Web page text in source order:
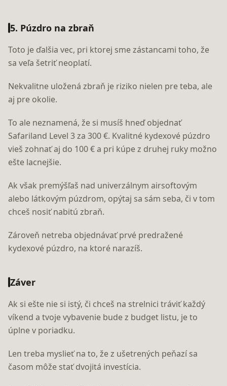
5. Púzdro na zbraň
Toto je ďalšia vec, pri ktorej sme zástancami toho, že
sa veľa šetriť neoplatí.
Nekvalitne uložená zbraň je riziko nielen pre teba, ale
aj pre okolie.
To ale neznamená, že si musíš hneď objednať
Safariland Level 3 za 300 €. Kvalitné kydexové púzdro
vieš zohnať aj do 100 € a pri kúpe z druhej ruky možno
ešte lacnejšie.
Ak však premýšľaš nad univerzálnym airsoftovým
alebo látkovým púzdrom, opýtaj sa sám seba, či v tom
chceš nosiť nabitú zbraň.
Zároveň netreba objednávať prvé predražené
kydexové púzdro, na ktoré narazíš.
Záver
Ak si ešte nie si istý, či chceš na strelnici tráviť každý
víkend a tvoje vybavenie bude z budget listu, je to
úplne v poriadku.
Len treba myslieť na to, že z ušetrených peňazí sa
časom môže stať dvojitá investícia.